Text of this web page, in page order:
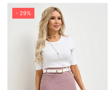
- 29%